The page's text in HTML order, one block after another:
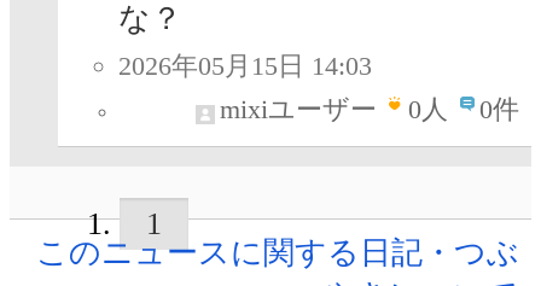
な？
2026年05月15日 14:03
mixiユーザー
0人 0件
1
このニュースに関する日記・つぶ